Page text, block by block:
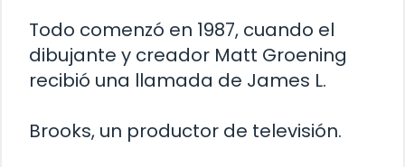
Todo comenzó en 1987, cuando el
dibujante y creador Matt Groening
recibió una llamada de James L.
Brooks, un productor de televisión.